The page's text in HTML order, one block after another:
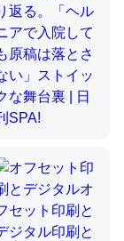
はなぜ海にいな
くしてナメク
はなぜ海にいな